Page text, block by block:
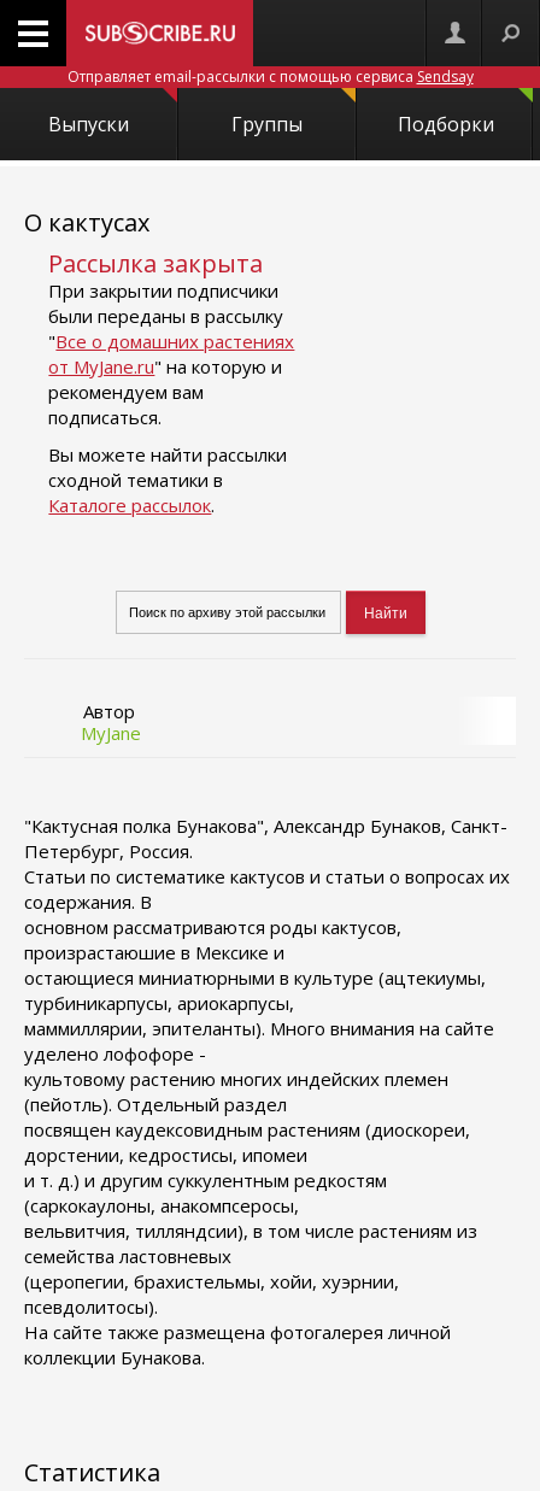
Отправляет email-рассылки с помощью сервиса Sendsay
Выпуски Группы Подборки
О кактусах
Рассылка закрыта
При закрытии подписчики
были переданы в рассылку
"Все о домашних растениях
от MyJane.ru" на которую и
рекомендуем вам
подписаться.
Вы можете найти рассылки
сходной тематики в
Каталоге рассылок.
Автор
MyJane
"Кактусная полка Бунакова", Александр Бунаков, Санкт-
Петербург, Россия.
Статьи по систематике кактусов и статьи о вопросах их
содержания. В
основном рассматриваются роды кактусов,
произрастаюшие в Мексике и
остающиеся миниатюрными в культуре (ацтекиумы,
турбиникарпусы, ариокарпусы,
маммиллярии, эпителанты). Много внимания на сайте
уделено лофофоре -
культовому растению многих индейских племен
(пейотль). Отдельный раздел
посвящен каудексовидным растениям (диоскореи,
дорстении, кедростисы, ипомеи
и т. д.) и другим суккулентным редкостям
(саркокаулоны, анакомпсеросы,
вельвитчия, тилляндсии), в том числе растениям из
семейства ластовневых
(церопегии, брахистельмы, хойи, хуэрнии,
псевдолитосы).
На сайте также размещена фотогалерея личной
коллекции Бунакова.
Статистика